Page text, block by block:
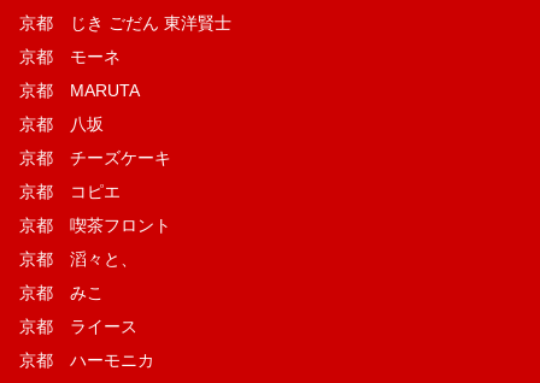
京都 じき ごだん 東洋賢士
京都 モーネ
京都 MARUTA
京都 八坂
京都 チーズケーキ
京都 コピエ
京都 喫茶フロント
京都 滔々と、
京都 みこ
京都 ライース
京都 ハーモニカ